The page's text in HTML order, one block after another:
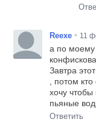
Reexe • 11
а по
Завтра
, потом кто
хочу
пьяные
Ответить